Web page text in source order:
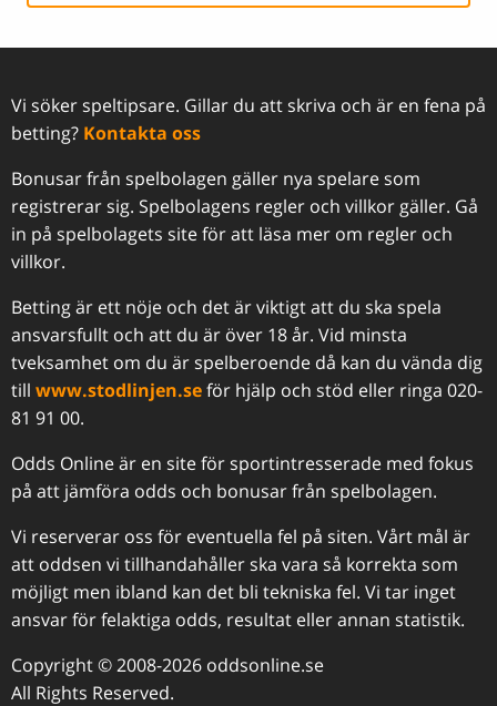
Vi söker speltipsare. Gillar du att skriva och är en fena på
betting? Kontakta oss
Bonusar från spelbolagen gäller nya spelare som
registrerar sig. Spelbolagens regler och villkor gäller. Gå
in på spelbolagets site för att läsa mer om regler och
villkor.
Betting är ett nöje och det är viktigt att du ska spela
ansvarsfullt och att du är över 18 år. Vid minsta
tveksamhet om du är spelberoende då kan du vända dig
till www.stodlinjen.seför hjälp och stöd eller ringa 020-
81 91 00.
Odds Online är en site för sportintresserade med fokus
på att jämföra odds och bonusar från spelbolagen.
Vi reserverar oss för eventuella fel på siten. Vårt mål är
att oddsen vi tillhandahåller ska vara så korrekta som
möjligt men ibland kan det bli tekniska fel. Vi tar inget
ansvar för felaktiga odds, resultat eller annan statistik.
Copyright © 2008-2026 oddsonline.se
All Rights Reserved.